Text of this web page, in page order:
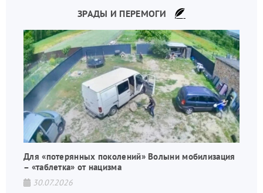
ЗРАДЫ И ПЕРЕМОГИ
Для «потерянных поколений» Волыни мобилизация
– «таблетка» от нацизма
30.07.2026